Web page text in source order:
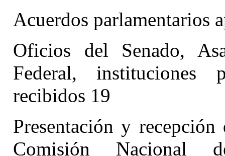
Acuerdos parlamentarios
Oficios del Senado,
Federal, instituciones
recibidos 19
Presentación y
Comisión Nacional